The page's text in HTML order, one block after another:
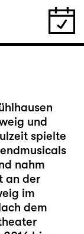
und
spielte
nahm
an der
im
dem